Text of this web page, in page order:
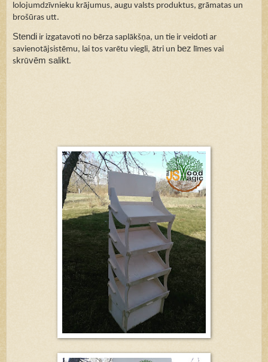
lolojumdzīvnieku krājumus, augu valsts produktus, grāmatas un
brošūras utt.
Stendi ir izgatavoti no bērza saplākšņa, un tie ir veidoti ar
savienotājsistēmu, lai tos varētu viegli, ātri un bez līmes vai
skrūvēm salikt.